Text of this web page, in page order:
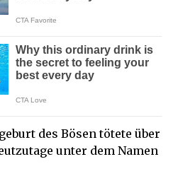
des Bösen tötete über
unter dem Namen